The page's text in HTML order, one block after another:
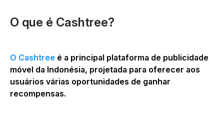
O que é Cashtree?
O Cashtree é a principal plataforma de publicidade
móvel da Indonésia, projetada para oferecer aos
usuários várias oportunidades de ganhar
recompensas.